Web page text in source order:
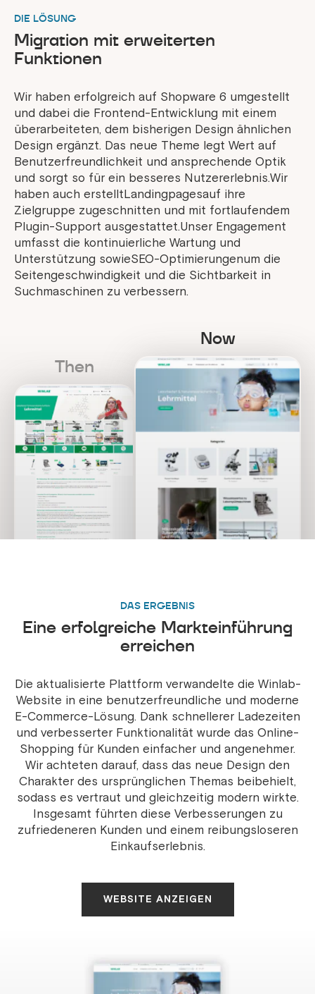
DIE LÖSUNG
Migration mit erweiterten
Funktionen
Wir haben erfolgreich auf Shopware 6 umgestellt
und dabei die Frontend-Entwicklung mit einem
überarbeiteten, dem bisherigen Design ähnlichen
Design ergänzt. Das neue Theme legt Wert auf
Benutzerfreundlichkeit und ansprechende Optik
und sorgt so für ein besseres Nutzererlebnis.Wir
haben auch erstelltLandingpagesauf ihre
Zielgruppe zugeschnitten und mit fortlaufendem
Plugin-Support ausgestattet.Unser Engagement
umfasst die kontinuierliche Wartung und
Unterstützung sowieSEO-Optimierungenum die
Seitengeschwindigkeit und die Sichtbarkeit in
Suchmaschinen zu verbessern.
Then
Now
DAS ERGEBNIS
Eine erfolgreiche Markteinführung
erreichen
Die aktualisierte Plattform verwandelte die Winlab-
Website in eine benutzerfreundliche und moderne
E-Commerce-Lösung. Dank schnellerer Ladezeiten
und verbesserter Funktionalität wurde das Online-
Shopping für Kunden einfacher und angenehmer.
Wir achteten darauf, dass das neue Design den
Charakter des ursprünglichen Themas beibehielt,
sodass es vertraut und gleichzeitig modern wirkte.
Insgesamt führten diese Verbesserungen zu
zufriedeneren Kunden und einem reibungsloseren
Einkaufserlebnis.
WEBSITE ANZEIGEN